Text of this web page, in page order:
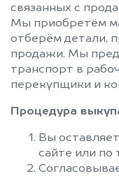
связанных с
Мы приобретём
отберём детали,
продажи. Мы
транспорт в
перекупщики и
Процедура
Вы
сайте или по